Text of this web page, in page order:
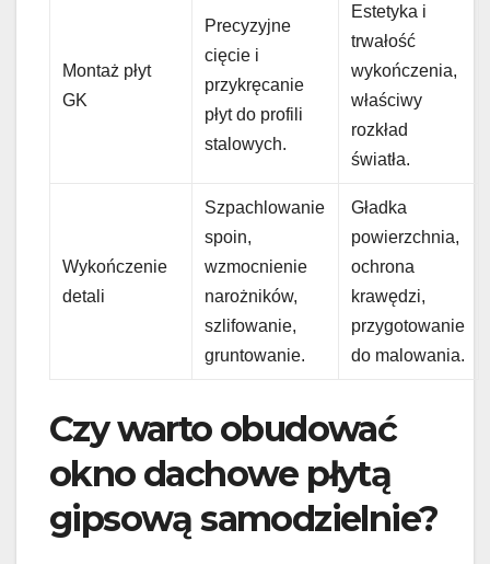
Montaż płyt
GK
Precyzyjne
cięcie i
przykręcanie
płyt do profili
stalowych.
Estetyka i
trwałość
wykończenia,
właściwy
rozkład
światła.
Wykończenie
detali
Szpachlowanie
spoin,
wzmocnienie
narożników,
szlifowanie,
gruntowanie.
Gładka
powierzchnia,
ochrona
krawędzi,
przygotowanie
do malowania.
Czy warto obudować
okno dachowe płytą
gipsową samodzielnie?